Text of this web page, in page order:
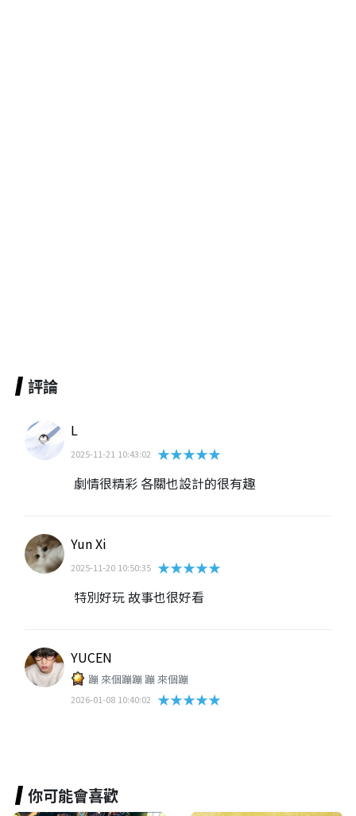
評論
L
2025-11-21 10:43:02
★★★★★
劇情很精彩 各關也設計的很有趣
Yun Xi
2025-11-20 10:50:35 ★★★★★
特別好玩 故事也很好看
YUCEN
蹦 來個蹦蹦 蹦 來個蹦
2026-01-08 10:40:02 ★★★★★
你可能會喜歡